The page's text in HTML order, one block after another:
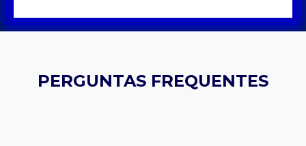
PERGUNTAS FREQUENTES